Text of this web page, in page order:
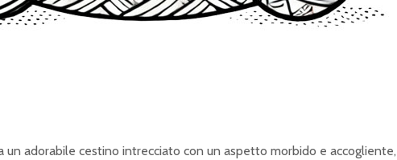
un adorabile cestino intrecciato con un aspetto morbido e accogliente,